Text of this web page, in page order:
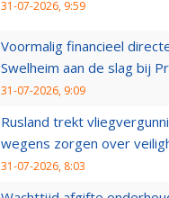
31-07-2026, 9:59
Voormalig financieel
Swelheim aan de slag bij
31-07-2026, 9:09
Rusland trekt
wegens zorgen over
31-07-2026, 8:03